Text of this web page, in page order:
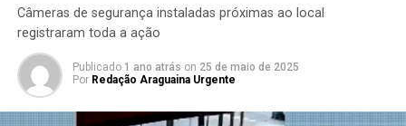
Câmeras de segurança instaladas próximas ao local
registraram toda a ação
Publicado 1 ano atrás on 25 de maio de 2025
Por Redação Araguaina Urgente